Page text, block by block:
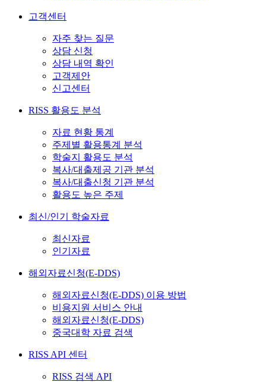
고객센터
자주 찾는 질문
상담 신청
상담 내역 확인
고객제안
신고센터
RISS 활용도 분석
자료 현황 통계
주제별 활용통계 분석
학술지 활용도 분석
복사/대출제공 기관 분석
복사/대출신청 기관 분석
활용도 높은 주제
최신/인기 학술자료
최신자료
인기자료
해외자료신청(E-DDS)
해외자료신청(E-DDS) 이용 방법
비용지원 서비스 안내
해외자료신청(E-DDS)
중국대학 자료 검색
RISS API 센터
RISS 검색 API